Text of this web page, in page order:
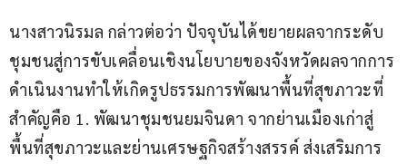
นางสาวนิรมล กล่าวต่อว่า ปัจจุบันได้ขยายผลจากระดับ
ชุมชนสู่การขับเคลื่อนเชิงนโยบายของจังหวัดผลจากการ
ดำเนินงานทำให้เกิดรูปธรรมการพัฒนาพื้นที่สุขภาวะที่
สำคัญคือ 1. พัฒนาชุมชนยมจินดา จากย่านเมืองเก่าสู่
พื้นที่สุขภาวะและย่านเศรษฐกิจสร้างสรรค์ ส่งเสริมการ